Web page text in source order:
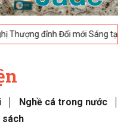
đỉnh Đổi mới Sáng tạo trong
Nghề cá trong nước
sách